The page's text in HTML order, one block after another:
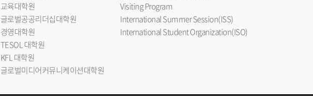
교육대학원
글로벌공공리더십대학원
경영대학원
TESOL 대학원
KFL 대학원
글로벌미디어커뮤니케이션대학원
Visiting Program
International Summer Session(ISS)
International Student Organization(ISO)